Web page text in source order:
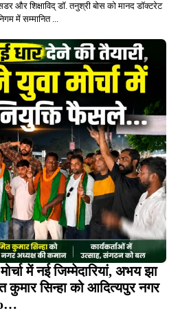
और शिक्षाविद् डॉ. तनुश्री बोस को मानद डॉक्टरेट
में सम्मानित ...
में नई जिम्मेदारियां, अभय झा
कुमार सिन्हा को आदित्यपुर नगर